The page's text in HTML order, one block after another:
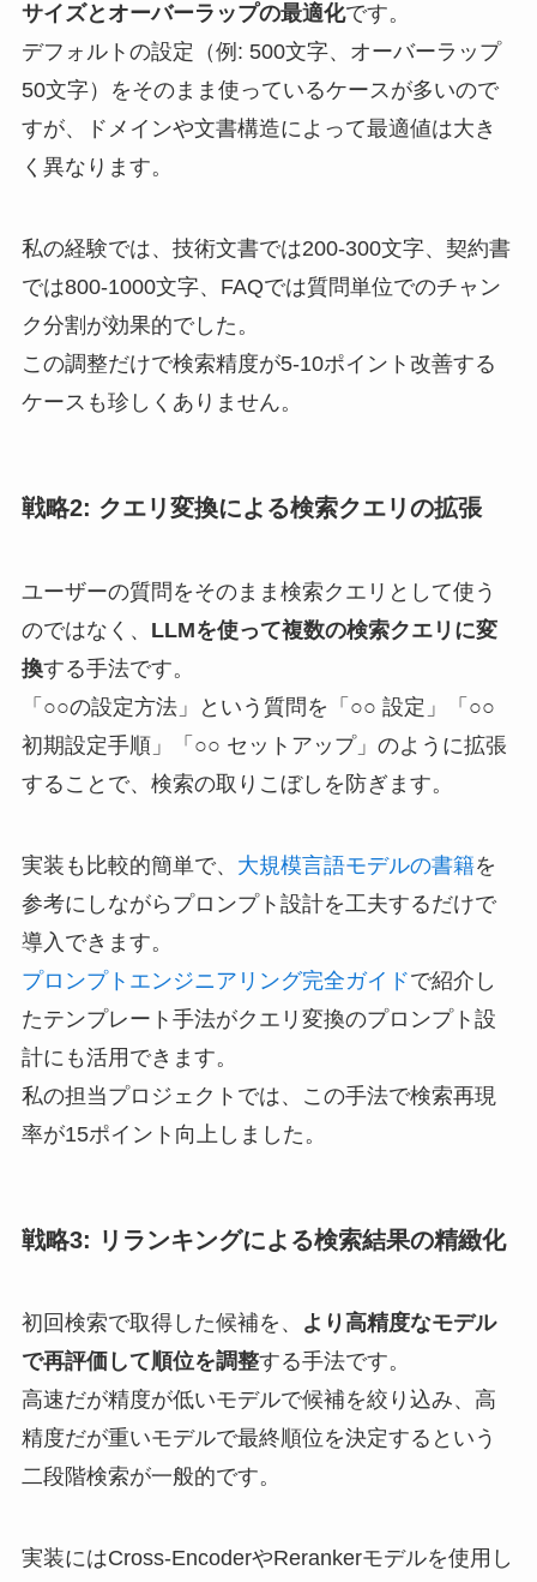
サイズとオーバーラップの最適化です。
デフォルトの設定（例: 500文字、オーバーラップ
50文字）をそのまま使っているケースが多いので
すが、ドメインや文書構造によって最適値は大き
く異なります。
私の経験では、技術文書では200-300文字、契約書
では800-1000文字、FAQでは質問単位でのチャン
ク分割が効果的でした。
この調整だけで検索精度が5-10ポイント改善する
ケースも珍しくありません。
戦略2: クエリ変換による検索クエリの拡張
ユーザーの質問をそのまま検索クエリとして使う
のではなく、 LLMを使って複数の検索クエリに変
換する手法です。
「○○の設定方法」という質問を「○○ 設定」「○○
初期設定手順」「○○ セットアップ」のように拡張
することで、検索の取りこぼしを防ぎます。
実装も比較的簡単で、 大規模言語モデルの書籍を
参考にしながらプロンプト設計を工夫するだけで
導入できます。
プロンプトエンジニアリング完全ガイドで紹介し
たテンプレート手法がクエリ変換のプロンプト設
計にも活用できます。
私の担当プロジェクトでは、この手法で検索再現
率が15ポイント向上しました。
戦略3: リランキングによる検索結果の精緻化
初回検索で取得した候補を、
より高精度なモデル
で再評価して順位を調整する手法です。
高速だが精度が低いモデルで候補を絞り込み、高
精度だが重いモデルで最終順位を決定するという
二段階検索が一般的です。
実装にはCross-EncoderやRerankerモデルを使用し